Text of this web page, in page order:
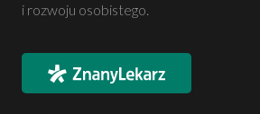
i rozwoju osobistego.